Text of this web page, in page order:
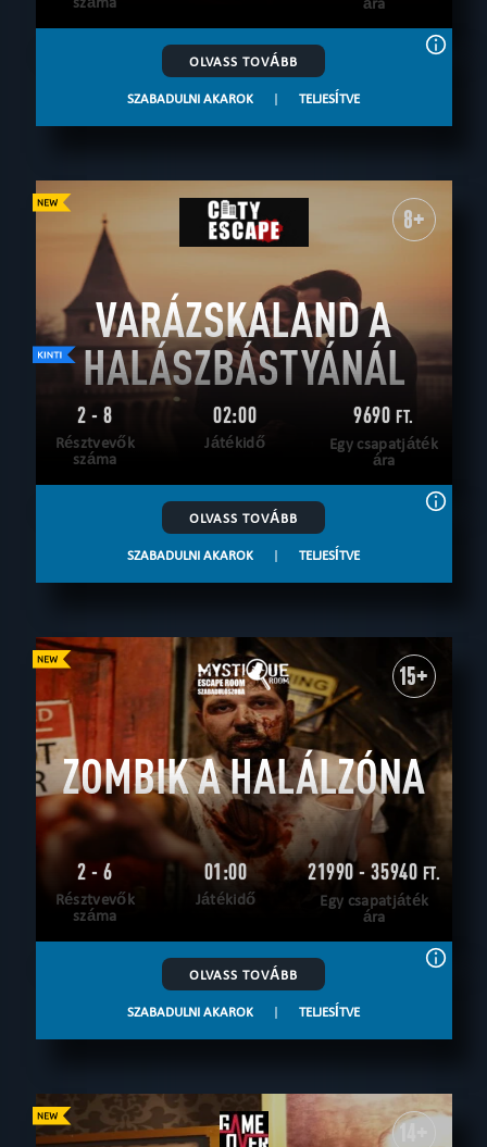
OLVASS TOVÁBB
SZABADULNI AKAROK | TELJESÍTVE
8+
VARÁZSKALAND A
HALÁSZBÁSTYÁNÁL
2 - 8
Résztvevők
száma
02:00
Játékidő
9690FT.
Egy csapatjáték
ára
OLVASS TOVÁBB
SZABADULNI AKAROK | TELJESÍTVE
15+
ZOMBIK A HALÁLZÓNA
2 - 6
Résztvevők
száma
01:00
Játékidő
21990 - 35940 FT.
Egy csapatjáték
ára
OLVASS TOVÁBB
SZABADULNI AKAROK | TELJESÍTVE
14+